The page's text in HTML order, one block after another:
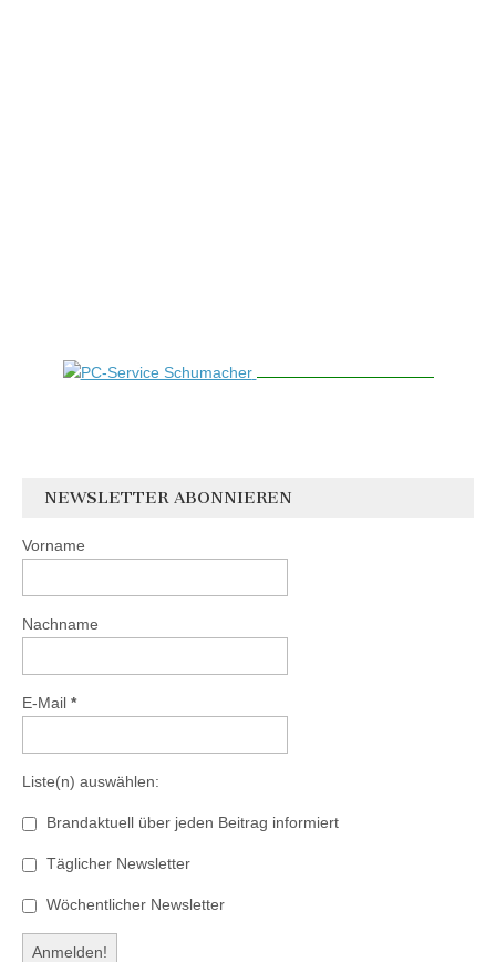
NEWSLETTER ABONNIEREN
Vorname
Nachname
E-Mail *
Liste(n) auswählen:
Brandaktuell über jeden Beitrag informiert
Täglicher Newsletter
Wöchentlicher Newsletter